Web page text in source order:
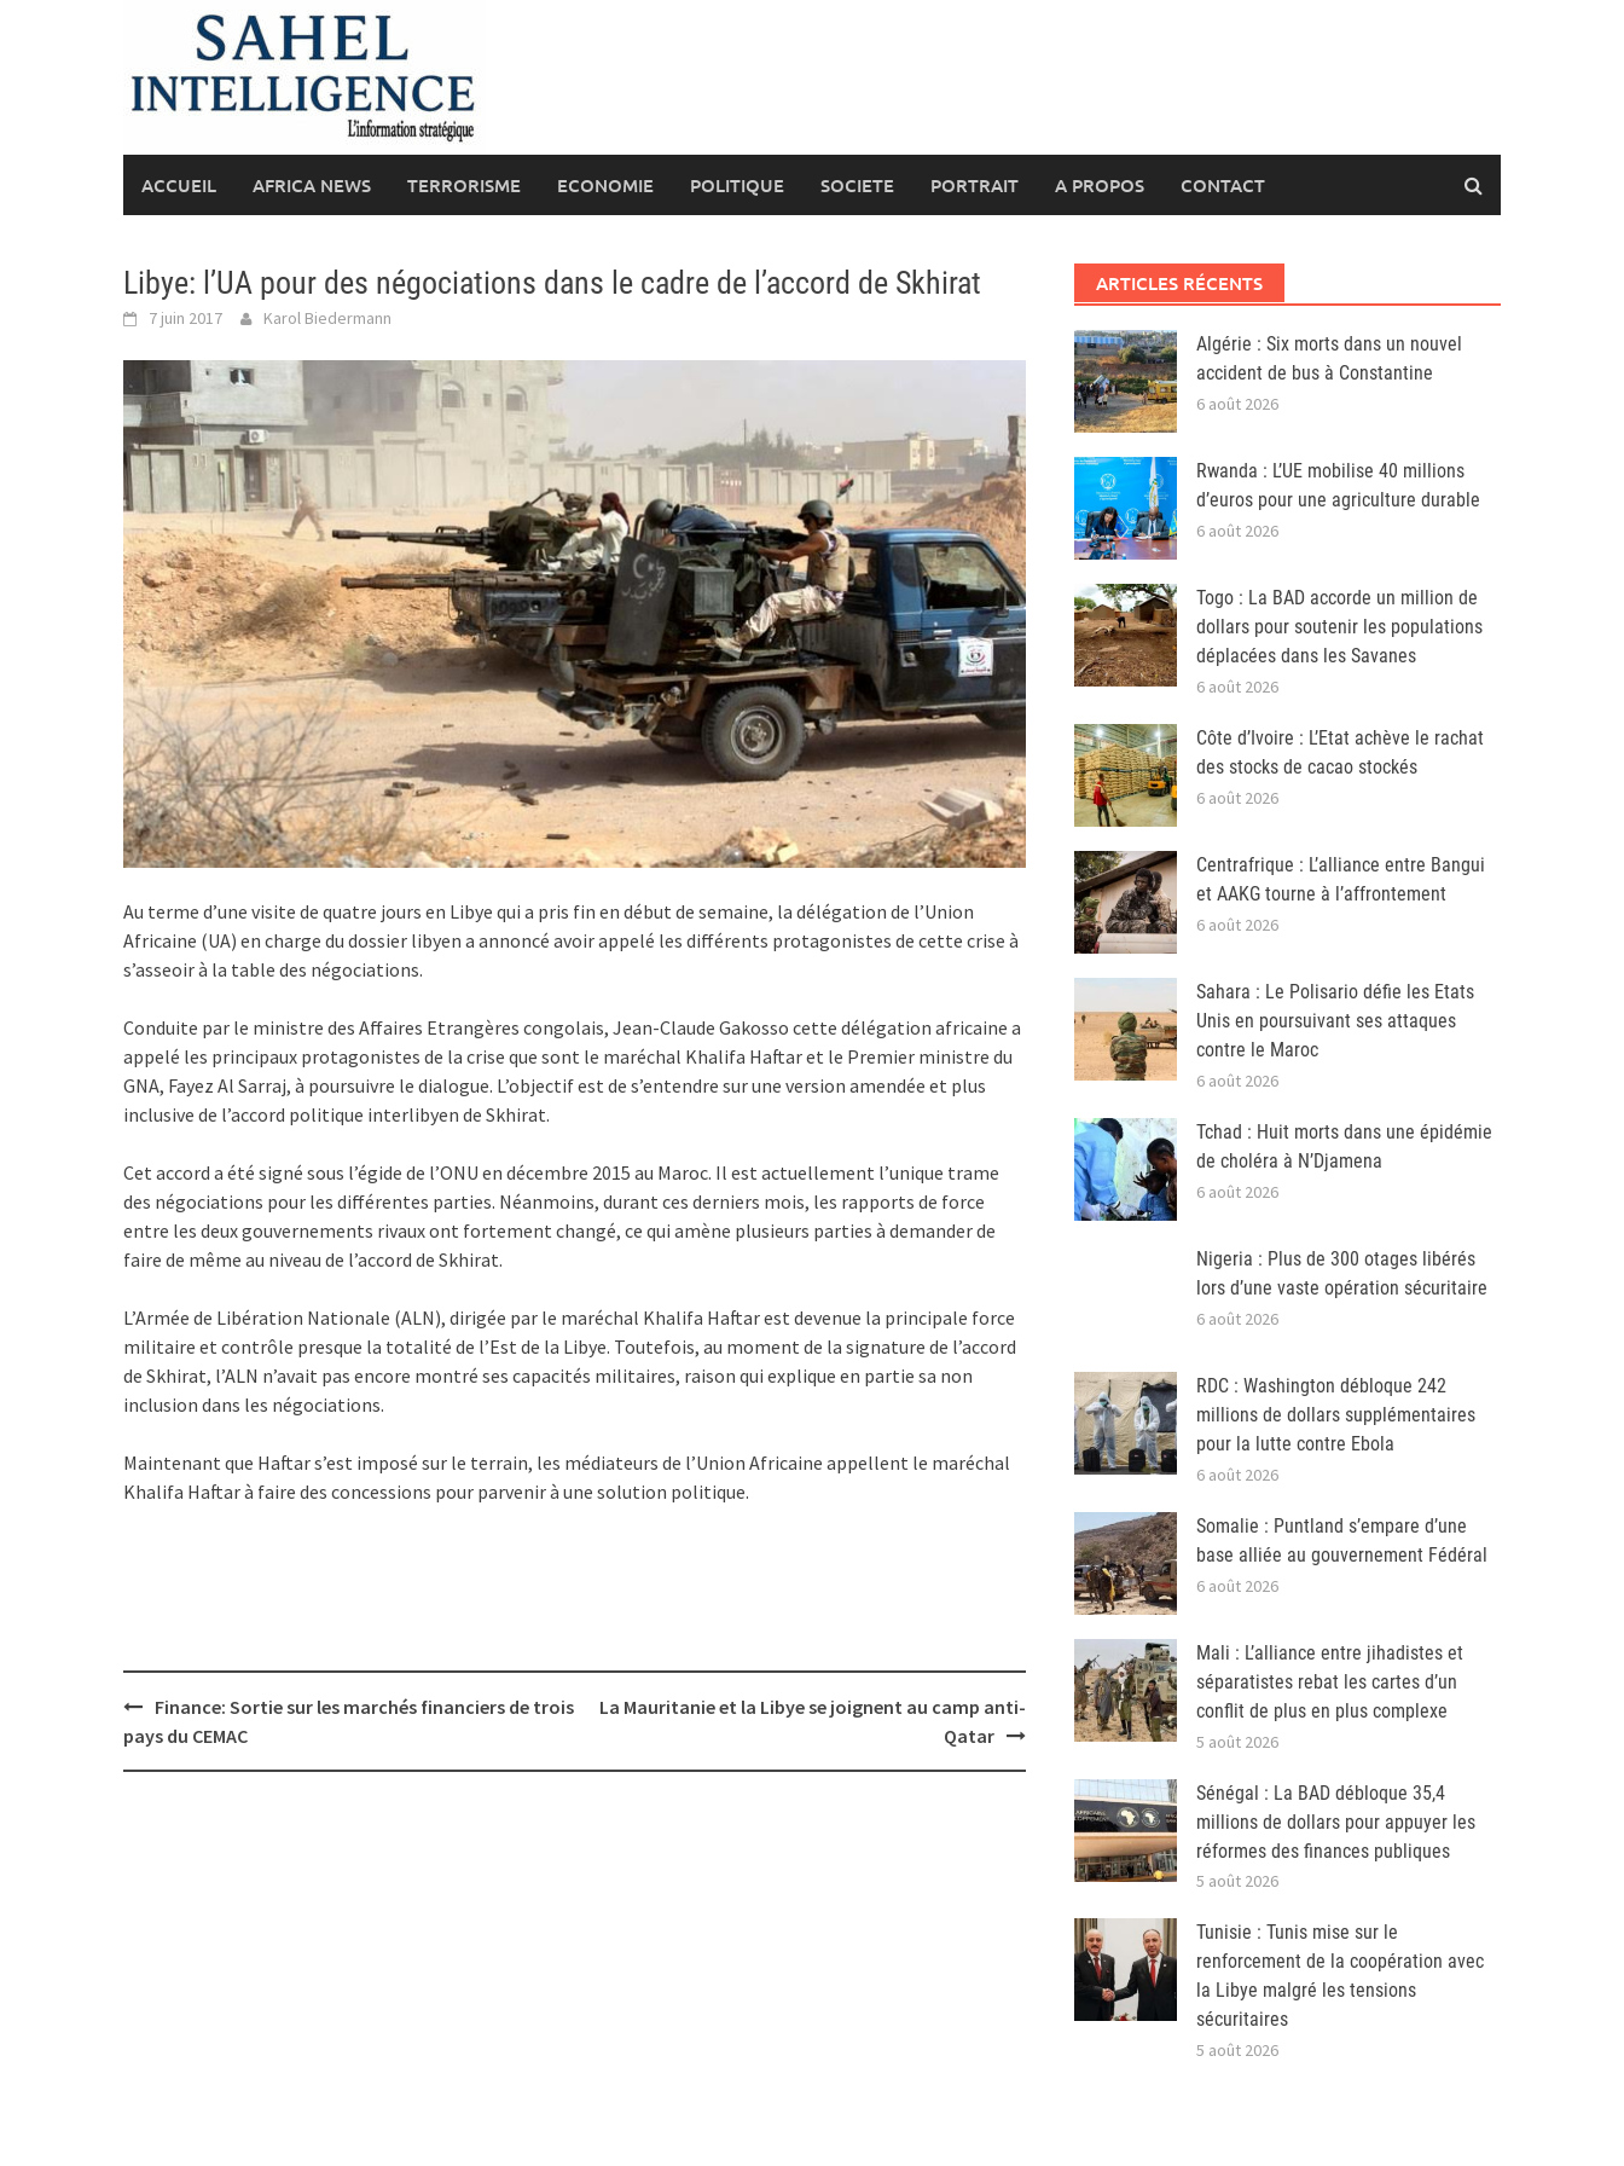
ACCUEIL AFRICA NEWS TERRORISME ECONOMIE POLITIQUE SOCIETE PORTRAIT A PROPOS CONTACT
Libye: l’UA pour des négociations dans le cadre de l’accord de Skhirat
7 juin 2017 Karol Biedermann
Au terme d’une visite de quatre jours en Libye qui a pris fin en début de semaine, la délégation de l’Union
Africaine (UA) en charge du dossier libyen a annoncé avoir appelé les différents protagonistes de cette crise à
s’asseoir à la table des négociations.
Conduite par le ministre des Affaires Etrangères congolais, Jean-Claude Gakosso cette délégation africaine a
appelé les principaux protagonistes de la crise que sont le maréchal Khalifa Haftar et le Premier ministre du
GNA, Fayez Al Sarraj, à poursuivre le dialogue. L’objectif est de s’entendre sur une version amendée et plus
inclusive de l’accord politique interlibyen de Skhirat.
Cet accord a été signé sous l’égide de l’ONU en décembre 2015 au Maroc. Il est actuellement l’unique trame
des négociations pour les différentes parties. Néanmoins, durant ces derniers mois, les rapports de force
entre les deux gouvernements rivaux ont fortement changé, ce qui amène plusieurs parties à demander de
faire de même au niveau de l’accord de Skhirat.
L’Armée de Libération Nationale (ALN), dirigée par le maréchal Khalifa Haftar est devenue la principale force
militaire et contrôle presque la totalité de l’Est de la Libye. Toutefois, au moment de la signature de l’accord
de Skhirat, l’ALN n’avait pas encore montré ses capacités militaires, raison qui explique en partie sa non
inclusion dans les négociations.
Maintenant que Haftar s’est imposé sur le terrain, les médiateurs de l’Union Africaine appellent le maréchal
Khalifa Haftar à faire des concessions pour parvenir à une solution politique.
Post
navigation
Finance: Sortie sur les marchés financiers de trois
pays du CEMAC
La Mauritanie et la Libye se joignent au camp anti-
Qatar
ARTICLES RÉCENTS
Algérie : Six morts dans un nouvel
accident de bus à Constantine
6 août 2026
Rwanda : L’UE mobilise 40 millions
d’euros pour une agriculture durable
6 août 2026
Togo : La BAD accorde un million de
dollars pour soutenir les populations
déplacées dans les Savanes
6 août 2026
Côte d’Ivoire : L’Etat achève le rachat
des stocks de cacao stockés
6 août 2026
Centrafrique : L’alliance entre Bangui
et AAKG tourne à l’affrontement
6 août 2026
Sahara : Le Polisario défie les Etats
Unis en poursuivant ses attaques
contre le Maroc
6 août 2026
Tchad : Huit morts dans une épidémie
de choléra à N’Djamena
6 août 2026
Nigeria : Plus de 300 otages libérés
lors d’une vaste opération sécuritaire
6 août 2026
RDC : Washington débloque 242
millions de dollars supplémentaires
pour la lutte contre Ebola
6 août 2026
Somalie : Puntland s’empare d’une
base alliée au gouvernement Fédéral
6 août 2026
Mali : L’alliance entre jihadistes et
séparatistes rebat les cartes d’un
conflit de plus en plus complexe
5 août 2026
Sénégal : La BAD débloque 35,4
millions de dollars pour appuyer les
réformes des finances publiques
5 août 2026
Tunisie : Tunis mise sur le
renforcement de la coopération avec
la Libye malgré les tensions
sécuritaires
5 août 2026